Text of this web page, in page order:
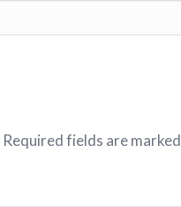
Required fields are marked